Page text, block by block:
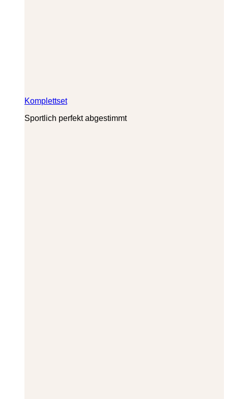
Komplettset
Sportlich perfekt abgestimmt